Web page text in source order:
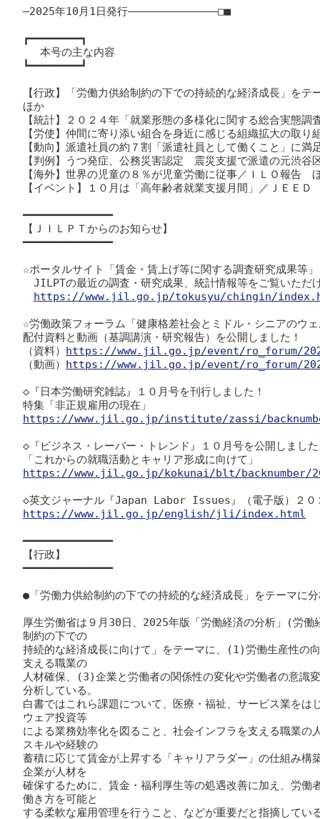
―2025年10月1日発行――――――――――――――□■
┏━━━━━━━━┓
本号の主な内容
┗━━━━━━━━┛
【行政】「労働力供給制約の下での持続的な経済成長」を
ほか
【統計】２０２４年「就業形態の多様化に関する総合実態調
【労使】仲間に寄り添い組合を身近に感じる組織拡大の取り
【動向】派遣社員の約７割「派遣社員として働くこと」に満
【判例】うつ発症、公務災害認定　震災支援で派遣の元渋谷
【海外】世界の児童の８％が児童労働に従事／ＩＬＯ報告　
【イベント】１０月は「高年齢者就業支援月間」／ＪＥＥＤ
━━━━━━━━━━━━━━
【ＪＩＬＰＴからのお知らせ】
━━━━━━━━━━━━━━
☆ポータルサイト「賃金・賃上げ等に関する調査研究成果等
JILPTの最近の調査・研究成果、統計情報等をご覧いただ
https://www.jil.go.jp/tokusyu/chingin/
☆労働政策フォーラム「健康格差社会とミドル・シニアの
配付資料と動画（基調講演・研究報告）を公開しました！
（資料） https://www.jil.go.jp/event/ro_forum/
（動画） https://www.jil.go.jp/event/ro_forum/
◇『日本労働研究雑誌』１０月号を刊行しました！
https://www.jil.go.jp/institute/zassi/
◇『ビジネス・レーバー・トレンド』１０月号を公開しまし
https://www.jil.go.jp/kokunai/blt/backnumber/
◇英文ジャーナル『Japan Labor Issues
https://www.jil.go.jp/english/jli/index.html
━━━━━━━━━━━━━━
【行政】
━━━━━━━━━━━━━━
●「労働力供給制約の下での持続的な経済成長」をテーマに
厚生労働省は９月30日、2025年版「労働経済の分析」(労
制約の下での
持続的な経済成長に向けて」をテーマに、(1)労働生産性の
支える職業の
人材確保、(3)企業と労働者の関係性の変化や労働者の意識
分析している。
白書ではこれら課題について、医療・福祉、サービス業をは
ウェア投資等
による業務効率化を図ること、社会インフラを支える職業の
スキルや経験の
蓄積に応じて賃金が上昇する「キャリアラダー」の仕組み構
企業が人材を
確保するために、賃金・福利厚生等の処遇改善に加え、労働
働き方を可能と